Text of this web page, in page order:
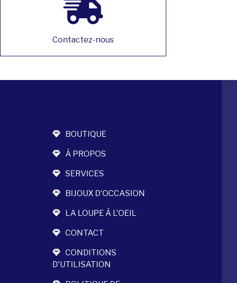
Contactez-nous
BOUTIQUE
À PROPOS
SERVICES
BIJOUX D'OCCASION
LA LOUPE À L'OEIL
CONTACT
CONDITIONS
D'UTILISATION